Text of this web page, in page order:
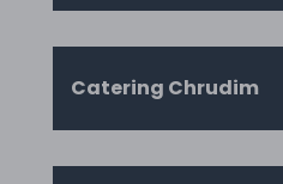
Catering Chrudim